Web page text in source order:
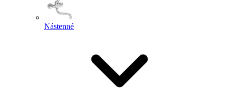
Nástenné